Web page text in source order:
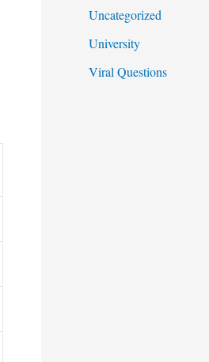
Uncategorized
University
Viral Questions